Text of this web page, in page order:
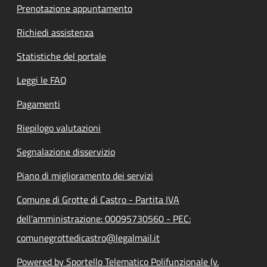
Prenotazione appuntamento
Richiedi assistenza
Statistiche del portale
Leggi le FAQ
Pagamenti
Riepilogo valutazioni
Segnalazione disservizio
Piano di miglioramento dei servizi
Comune di Grotte di Castro - Partita IVA
dell'amministrazione: 00095730560 - PEC:
comunegrottedicastro@legalmail.it
Powered by Sportello Telematico Polifunzionale (v.